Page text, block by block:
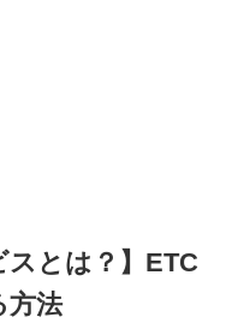
スとは？】ETC
方法